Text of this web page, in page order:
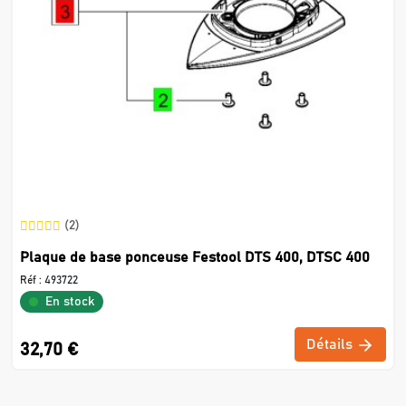
(2)
Plaque de base ponceuse Festool DTS 400, DTSC 400
Réf : 493722
En stock
32,70 € Détails